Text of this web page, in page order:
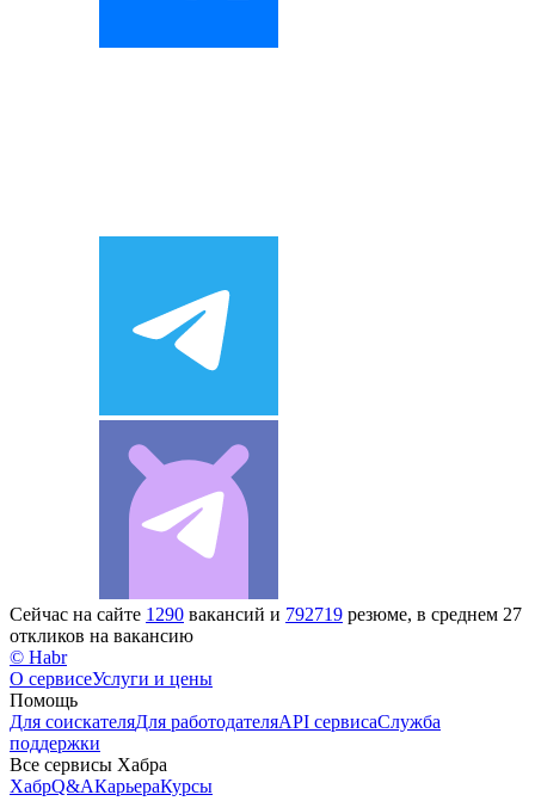
Сейчас на сайте 1290 вакансий и 792719 резюме, в среднем 27
откликов на вакансию
© Habr
О сервисеУслуги и цены
Помощь
Для соискателяДля работодателяAPI сервисаСлужба
поддержки
Все сервисы Хабра
ХабрQ&AКарьераКурсы